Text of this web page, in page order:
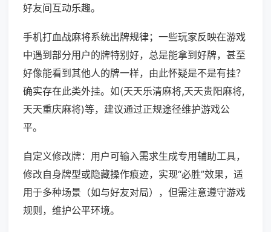
好友间互动乐趣。
手机打血战麻将系统出牌规律；一些玩家反映在游戏
中遇到部分用户的牌特别好，总是能拿到好牌，甚至
好像能看到其他人的牌一样，由此怀疑是不是有挂？
确实存在此类外挂。如(天天乐清麻将,天天贵阳麻将,
天天重庆麻将)等，建议通过正规途径维护游戏公
平。
自定义修改牌：用户可输入需求生成专用辅助工具，
修改自身牌型或隐藏操作痕迹，实现“必胜”效果，适
用于多种场景（如与好友对局），但需注意遵守游戏
规则，维护公平环境。